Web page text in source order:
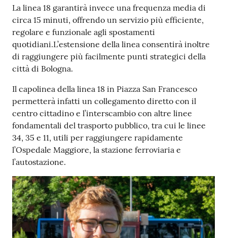
La linea 18 garantirà invece una frequenza media di
circa 15 minuti, offrendo un servizio più efficiente,
regolare e funzionale agli spostamenti
quotidiani.L’estensione della linea consentirà inoltre
di raggiungere più facilmente punti strategici della
città di Bologna.
Il capolinea della linea 18 in Piazza San Francesco
permetterà infatti un collegamento diretto con il
centro cittadino e l’interscambio con altre linee
fondamentali del trasporto pubblico, tra cui le linee
34, 35 e 11, utili per raggiungere rapidamente
l’Ospedale Maggiore, la stazione ferroviaria e
l’autostazione.